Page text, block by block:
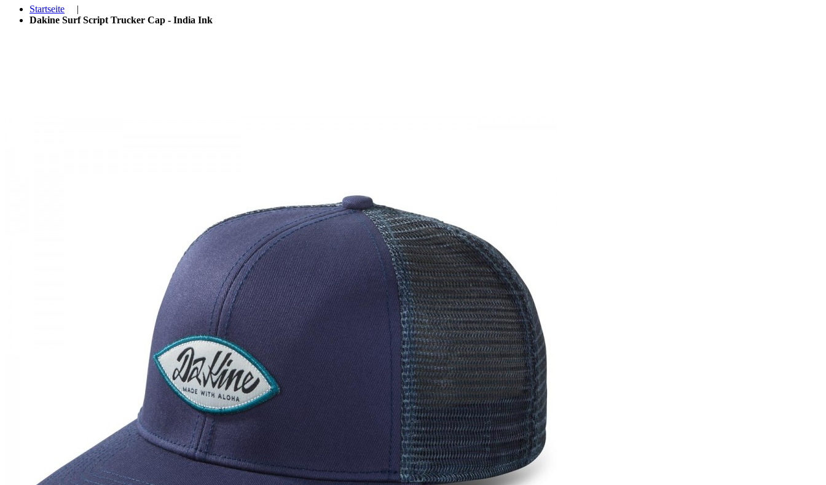
Startseite
|
Dakine Surf Script Trucker Cap - India Ink